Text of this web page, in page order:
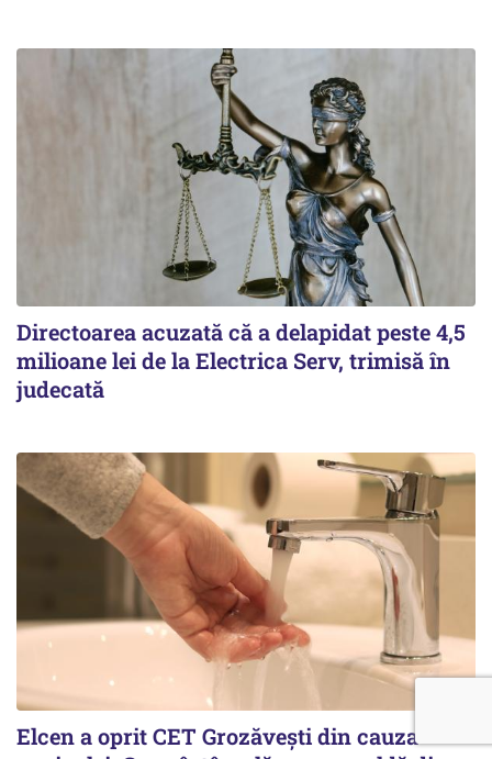
Directoarea acuzată că a delapidat peste 4,5
milioane lei de la Electrica Serv, trimisă în
judecată
Elcen a oprit CET Grozăvești din cauza